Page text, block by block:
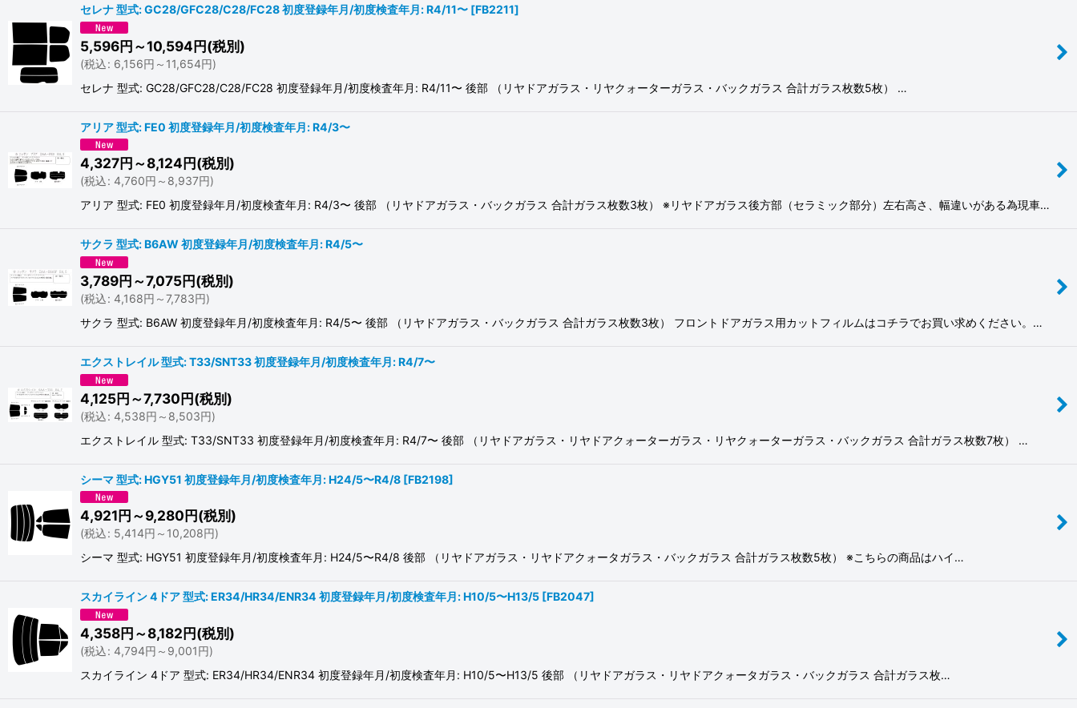
セレナ 型式: GC28/GFC28/C28/FC28 初度登録年月/初度検査年月: R4/11〜 [FB2211]
5,596円～10,594円(税別)
(税込: 6,156円 ～11,654円)
セレナ 型式: GC28/GFC28/C28/FC28 初度登録年月/初度検査年月: R4/11〜 後部 （リヤドアガラス・リヤクォーターガラス・バックガラス 合計ガラス枚数5枚） …
アリア 型式: FE0 初度登録年月/初度検査年月: R4/3〜
4,327円～8,124円(税別)
(税込: 4,760円 ～8,937円)
アリア 型式: FE0 初度登録年月/初度検査年月: R4/3〜 後部 （リヤドアガラス・バックガラス 合計ガラス枚数3枚） ※リヤドアガラス後方部（セラミック部分）左右高さ、幅違いがある為現車…
サクラ 型式: B6AW 初度登録年月/初度検査年月: R4/5〜
3,789円～7,075円(税別)
(税込: 4,168円 ～7,783円)
サクラ 型式: B6AW 初度登録年月/初度検査年月: R4/5〜 後部 （リヤドアガラス・バックガラス 合計ガラス枚数3枚） フロントドアガラス用カットフィルムはコチラでお買い求めください。…
エクストレイル 型式: T33/SNT33 初度登録年月/初度検査年月: R4/7〜
4,125円～7,730円(税別)
(税込: 4,538円 ～8,503円)
エクストレイル 型式: T33/SNT33 初度登録年月/初度検査年月: R4/7〜 後部 （リヤドアガラス・リヤドアクォーターガラス・リヤクォーターガラス・バックガラス 合計ガラス枚数7枚） …
シーマ 型式: HGY51 初度登録年月/初度検査年月: H24/5〜R4/8 [FB2198]
4,921円～9,280円(税別)
(税込: 5,414円 ～10,208円)
シーマ 型式: HGY51 初度登録年月/初度検査年月: H24/5〜R4/8 後部 （リヤドアガラス・リヤドアクォータガラス・バックガラス 合計ガラス枚数5枚） ※こちらの商品はハイ…
スカイライン 4ドア 型式: ER34/HR34/ENR34 初度登録年月/初度検査年月: H10/5〜H13/5 [FB2047]
4,358円～8,182円(税別)
(税込: 4,794円 ～9,001円)
スカイライン 4ドア 型式: ER34/HR34/ENR34 初度登録年月/初度検査年月: H10/5〜H13/5 後部 （リヤドアガラス・リヤドアクォータガラス・バックガラス 合計ガラス枚…